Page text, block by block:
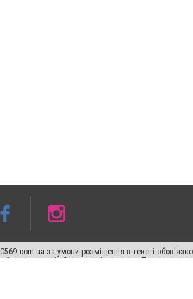
за умови розміщення в тексті
в тексті або в якості джерела. Порушення